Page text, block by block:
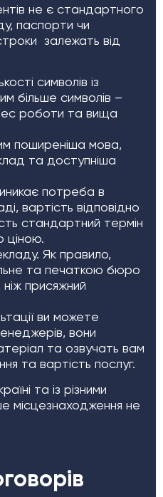
не є стандартного
паспорти чи
залежать від
символів із
більше символів –
роботи та вища
поширеніша мова,
та доступніша
потреба в
вартість відповідно
стандартний термін
ціною.
Як правило,
та печаткою бюро
присяжний
ви можете
вони
та озвучать вам
та вартість послуг.
та із різними
місцезнаходження не